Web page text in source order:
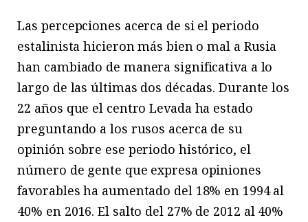
Las percepciones acerca de si el periodo
estalinista hicieron más bien o mal a Rusia
han cambiado de manera significativa a lo
largo de las últimas dos décadas. Durante los
22 años que el centro Levada ha estado
preguntando a los rusos acerca de su
opinión sobre ese periodo histórico, el
número de gente que expresa opiniones
favorables ha aumentado del 18% en 1994 al
40% en 2016. El salto del 27% de 2012 al 40%